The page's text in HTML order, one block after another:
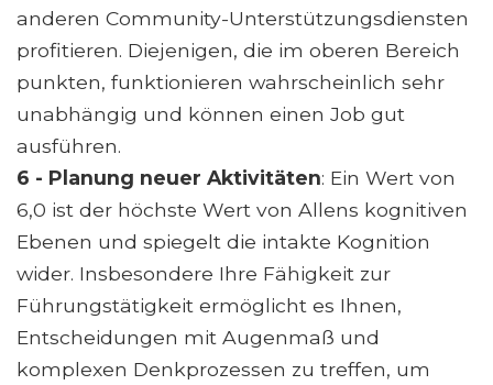
anderen Community-Unterstützungsdiensten
profitieren. Diejenigen, die im oberen Bereich
punkten, funktionieren wahrscheinlich sehr
unabhängig und können einen Job gut
ausführen.
6 - Planung neuer Aktivitäten: Ein Wert von
6,0 ist der höchste Wert von Allens kognitiven
Ebenen und spiegelt die intakte Kognition
wider. Insbesondere Ihre Fähigkeit zur
Führungstätigkeit ermöglicht es Ihnen,
Entscheidungen mit Augenmaß und
komplexen Denkprozessen zu treffen, um